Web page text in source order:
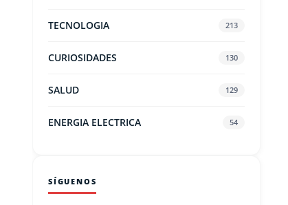
TECNOLOGIA 213
CURIOSIDADES 130
SALUD 129
ENERGIA ELECTRICA 54
SÍGUENOS